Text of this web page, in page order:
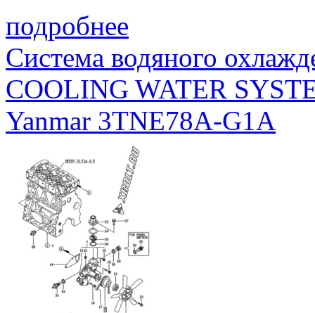
подробнее
Система водяного
COOLING WATER
Yanmar 3TNE78A-G1A